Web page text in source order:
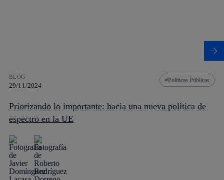
BLOG
29/11/2024
Políticas Públicas
Priorizando lo importante: hacia una nueva política de
espectro en la UE